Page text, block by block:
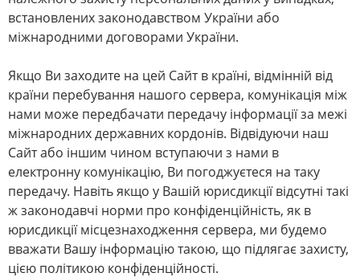
встановлених законодавством України або
міжнародними договорами України.
Якщо Ви заходите на цей Сайт в країні, відмінній від
країни перебування нашого сервера, комунікація між
нами може передбачати передачу інформації за межі
міжнародних державних кордонів. Відвідуючи наш
Сайт або іншим чином вступаючи з нами в
електронну комунікацію, Ви погоджуєтеся на таку
передачу. Навіть якщо у Вашій юрисдикції відсутні такі
ж законодавчі норми про конфіденційність, як в
юрисдикції місцезнаходження сервера, ми будемо
вважати Вашу інформацію такою, що підлягає захисту,
цією політикою конфіденційності.